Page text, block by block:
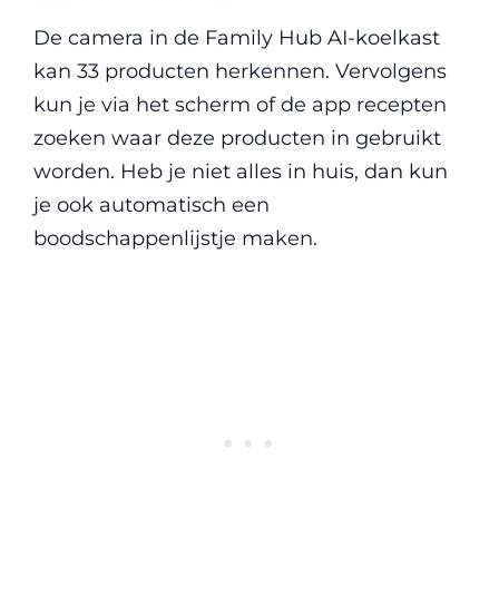
De camera in de Family Hub AI-koelkast
kan 33 producten herkennen. Vervolgens
kun je via het scherm of de app recepten
zoeken waar deze producten in gebruikt
worden. Heb je niet alles in huis, dan kun
je ook automatisch een
boodschappenlijstje maken.